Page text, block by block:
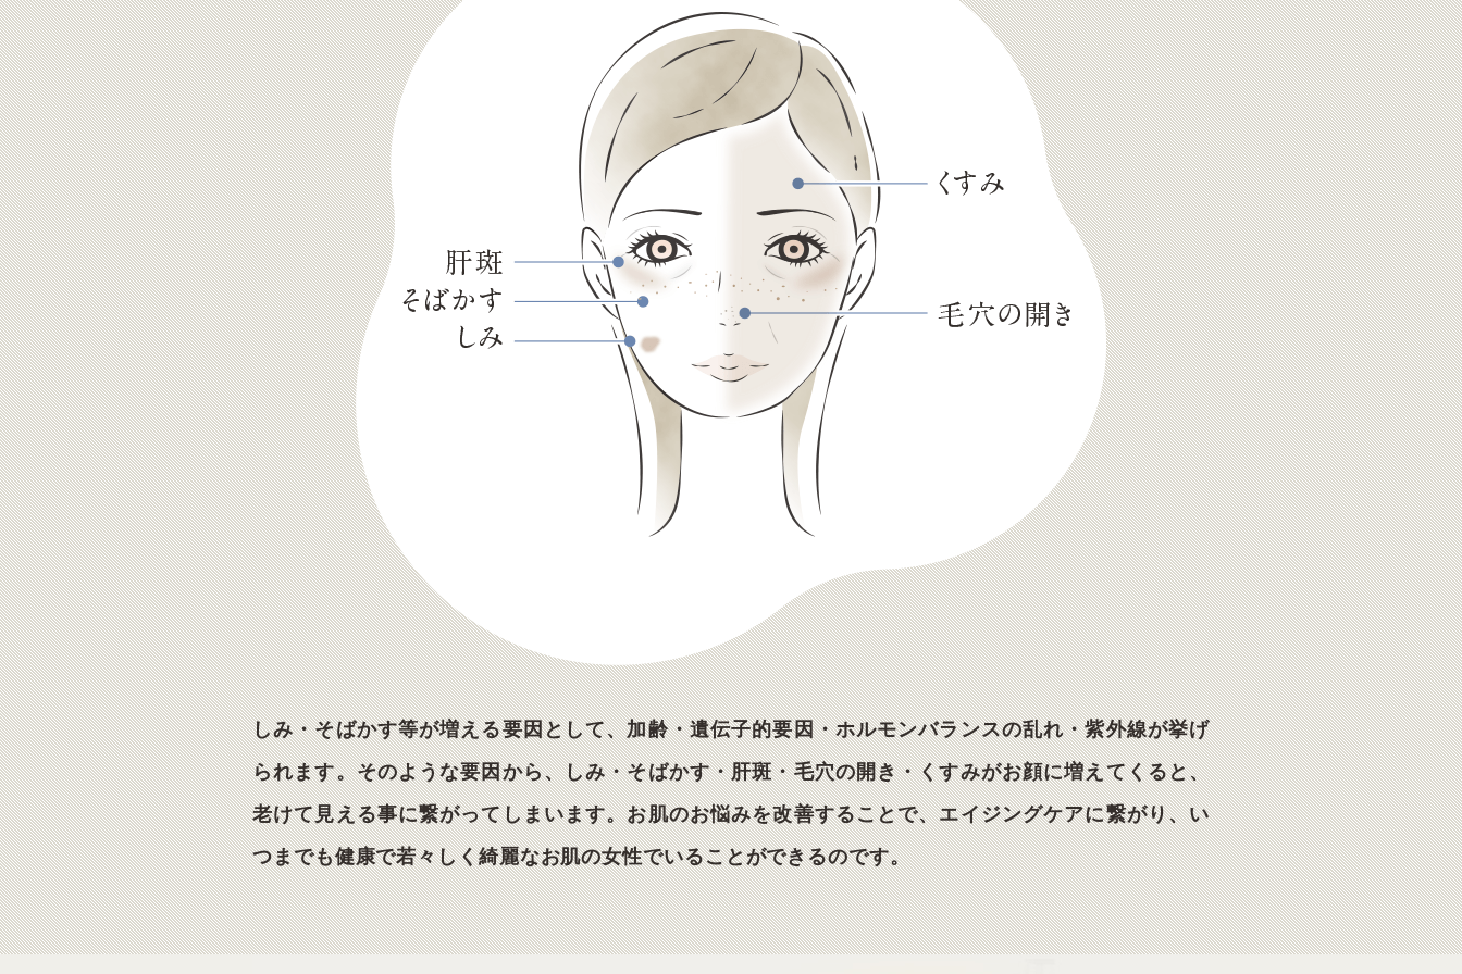
しみ・そばかす等が増える要因として、加齢・遺伝子的要因・ホルモンバランスの乱れ・紫外線が挙げ
られます。そのような要因から、しみ・そばかす・肝斑・毛穴の開き・くすみがお顔に増えてくると、
老けて見える事に繋がってしまいます。お肌のお悩みを改善することで、エイジングケアに繋がり、い
つまでも健康で若々しく綺麗なお肌の女性でいることができるのです。